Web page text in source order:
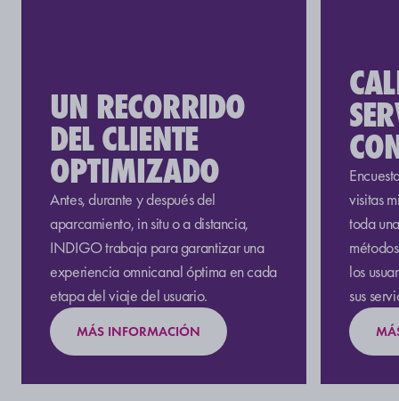
UN RECORRIDO
DEL CLIENTE
OPTIMIZADO
Antes, durante y después del
aparcamiento, in situ o a distancia,
INDIGO trabaja para garantizar una
experiencia omnicanal óptima en cada
etapa del viaje del usuario.
MÁS INFORMACIÓN
visitas
toda
los
sus